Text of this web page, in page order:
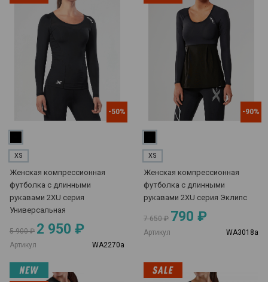
-50%
XS
Женская компрессионная
футболка с длинными
рукавами 2XU серия
Универсальная
5 900 ₽ 2 950 ₽
Артикул WA2270a
-90%
XS
Женская компрессионная
футболка с длинными
рукавами 2XU серия Эклипс
7 650 ₽ 790 ₽
Артикул WA3018a